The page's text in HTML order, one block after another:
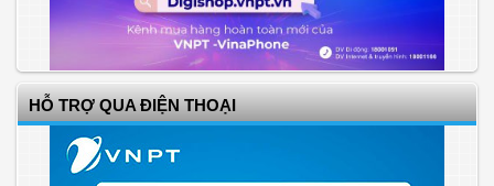
HỖ TRỢ QUA ĐIỆN THOẠI